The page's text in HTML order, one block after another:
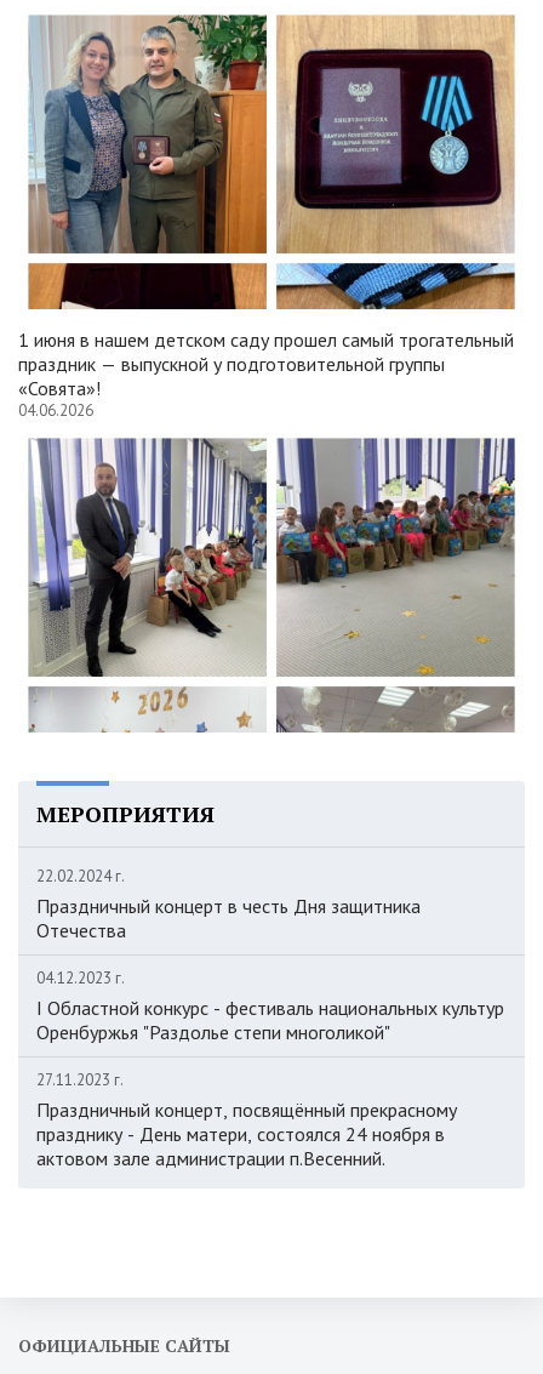
1 июня в нашем детском саду прошел самый трогательный
праздник — выпускной у подготовительной группы
«Совята»!
04.06.2026
МЕРОПРИЯТИЯ
22.02.2024 г.
Праздничный концерт в честь Дня защитника
Отечества
04.12.2023 г.
I Областной конкурс - фестиваль национальных культур
Оренбуржья "Раздолье степи многоликой"
27.11.2023 г.
Праздничный концерт, посвящённый прекрасному
празднику - День матери, состоялся 24 ноября в
актовом зале администрации п.Весенний.
ОФИЦИАЛЬНЫЕ САЙТЫ